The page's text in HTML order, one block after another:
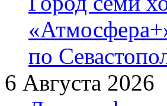
по
6 Августа 2026